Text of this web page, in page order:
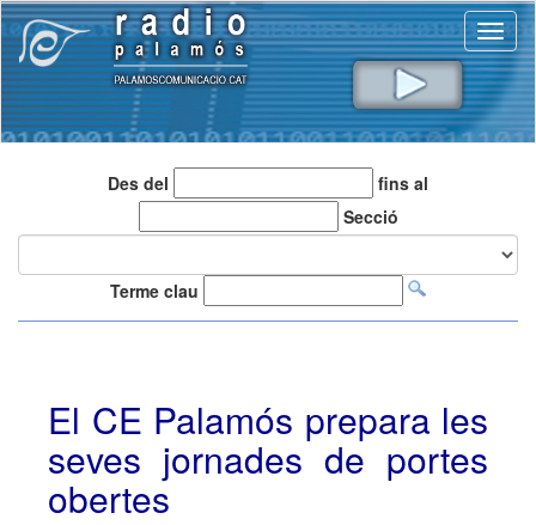
Des del
fins al
Secció
Terme clau
El CE Palamós prepara les
seves jornades de portes
obertes